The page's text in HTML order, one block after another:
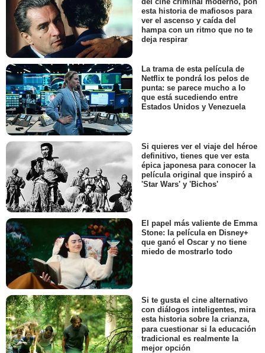
esta historia de mafiosos para
ver el ascenso y caída del
hampa con un ritmo que no te
deja respirar
La trama de esta película de
Netflix te pondrá los pelos de
punta: se parece mucho a lo
que está sucediendo entre
Estados Unidos y Venezuela
Si quieres ver el viaje del héroe
definitivo, tienes que ver esta
épica japonesa para conocer la
película original que inspiró a
'Star Wars' y 'Bichos'
El papel más valiente de Emma
Stone: la película en Disney+
que ganó el Oscar y no tiene
miedo de mostrarlo todo
Si te gusta el cine alternativo
con diálogos inteligentes, mira
esta historia sobre la crianza,
para cuestionar si la educación
tradicional es realmente la
mejor opción